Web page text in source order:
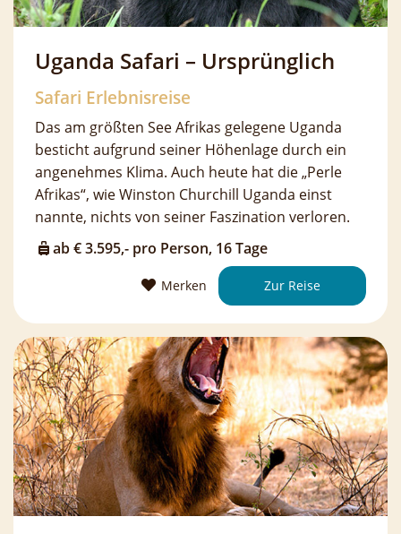
Uganda Safari – Ursprünglich
Safari Erlebnisreise
Das am größten See Afrikas gelegene Uganda
besticht aufgrund seiner Höhenlage durch ein
angenehmes Klima. Auch heute hat die „Perle
Afrikas“, wie Winston Churchill Uganda einst
nannte, nichts von seiner Faszination verloren.
ab € 3.595,- pro Person, 16 Tage
Merken Zur Reise